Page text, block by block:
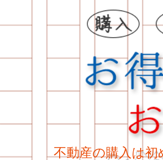
不動産の購入は